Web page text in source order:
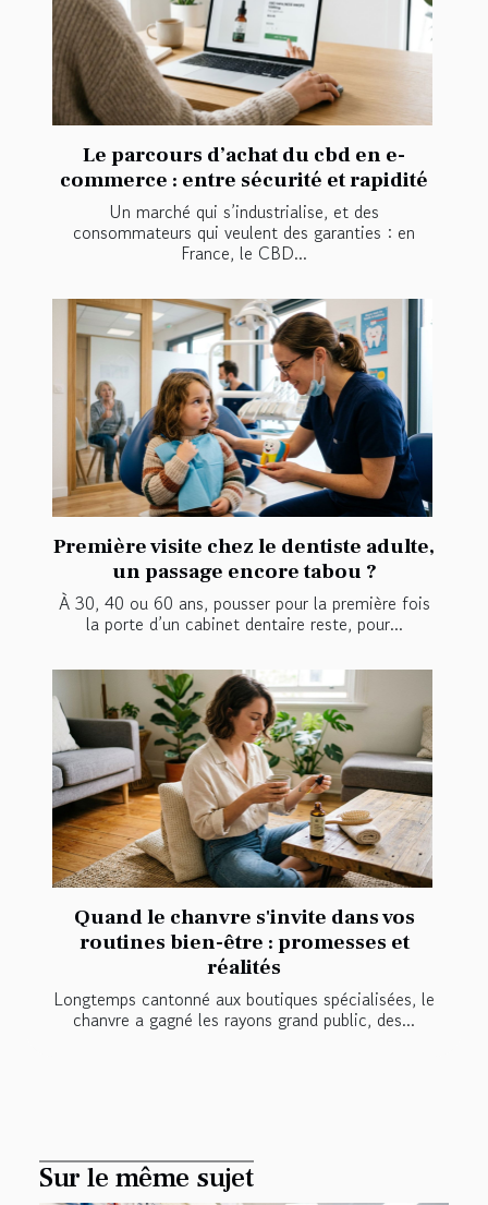
Le parcours d’achat du cbd en e-
commerce : entre sécurité et rapidité
Un marché qui s’industrialise, et des
consommateurs qui veulent des garanties : en
France, le CBD...
Première visite chez le dentiste adulte,
un passage encore tabou ?
À 30, 40 ou 60 ans, pousser pour la première fois
la porte d’un cabinet dentaire reste, pour...
Quand le chanvre s'invite dans vos
routines bien-être : promesses et
réalités
Longtemps cantonné aux boutiques spécialisées, le
chanvre a gagné les rayons grand public, des...
Sur le même sujet